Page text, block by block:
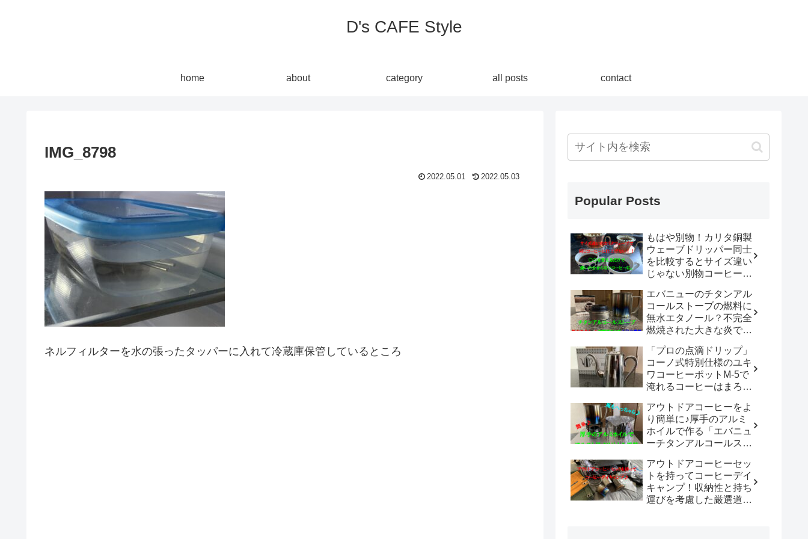
D's CAFE Style
home about category all posts contact
IMG_8798
2022.05.01 2022.05.03
ネルフィルターを水の張ったタッパーに入れて冷蔵庫保管しているところ
Popular Posts
もはや別物！カリタ銅製
ウェーブドリッパー同士
を比較するとサイズ違い
じゃない別物コーヒード
「WDC-185開封レビュ
ー」
エバニューのチタンアル
コールストーブの燃料に
無水エタノール？不完全
燃焼された大きな炎でチ
沸かしてコーヒーを楽し
む。
「プロの点滴ドリップ」
コーノ式特別仕様のユキ
ワコーヒーポットM-5で
淹れるコーヒーはまろや
アウトドアコーヒーをよ
り簡単に♪厚手のアルミ
ホイルで作る「エバニュ
ーチタンアルコールスト
手は既製品以上？？
アウトドアコーヒーセッ
トを持ってコーヒーデイ
キャンプ！収納性と持ち
運びを考慮した厳選道具